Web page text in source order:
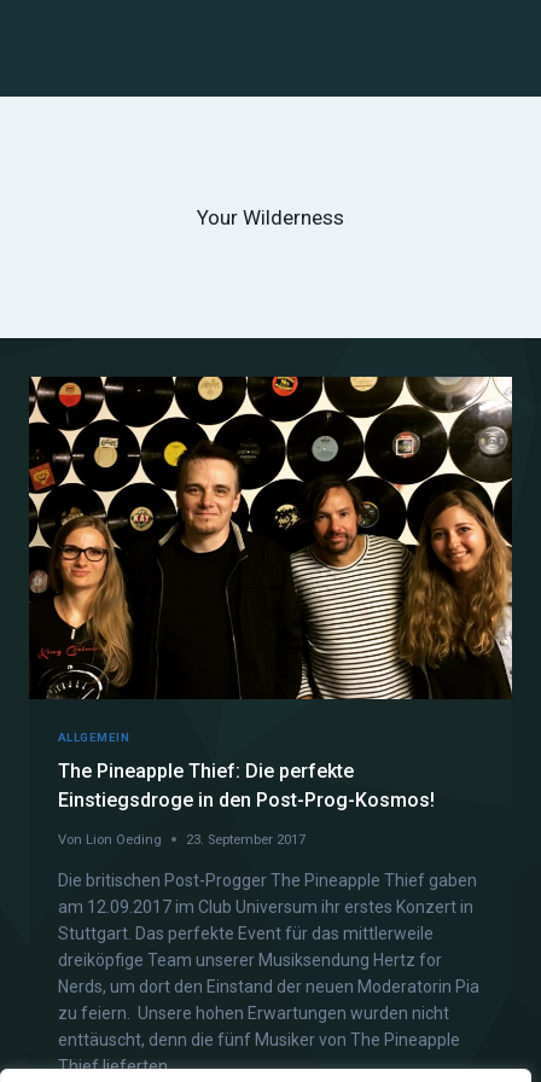
Your Wilderness
ALLGEMEIN
The Pineapple Thief: Die perfekte
Einstiegsdroge in den Post-Prog-Kosmos!
Von Lion Oeding 23. September 2017
Die britischen Post-Progger The Pineapple Thief gaben
am 12.09.2017 im Club Universum ihr erstes Konzert in
Stuttgart. Das perfekte Event für das mittlerweile
dreiköpfige Team unserer Musiksendung Hertz for
Nerds, um dort den Einstand der neuen Moderatorin Pia
zu feiern. Unsere hohen Erwartungen wurden nicht
enttäuscht, denn die fünf Musiker von The Pineapple
Thief lieferten…